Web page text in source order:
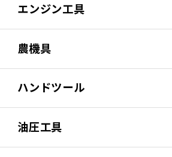
エンジン工具
農機具
ハンドツール
油圧工具